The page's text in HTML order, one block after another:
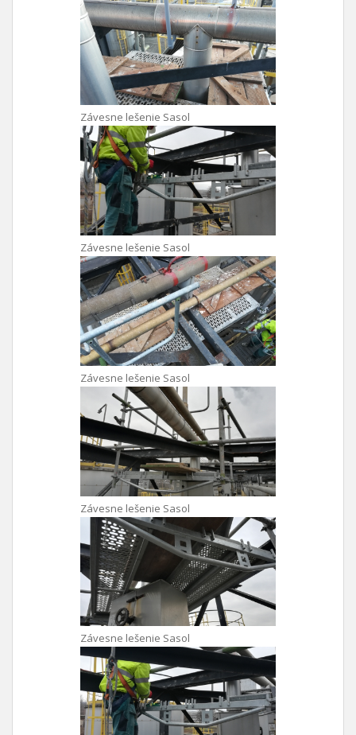
Závesne lešenie Sasol
Závesne lešenie Sasol
Závesne lešenie Sasol
Závesne lešenie Sasol
Závesne lešenie Sasol